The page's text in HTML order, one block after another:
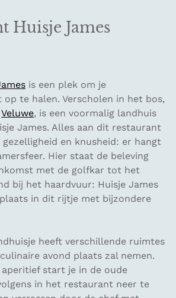
Huisje James
is een plek om je
te halen. Verscholen in het bos,
Veluwe, is een voormalig landhuis
James. Alles aan dit restaurant
en knusheid: er hangt
Hier staat de beleving
met de golfkar tot het
bij het haardvuur: Huisje James
in dit rijtje met bijzondere
heeft verschillende ruimtes
avond plaats zal nemen.
aperitief start je in de oude
in het restaurant neer te